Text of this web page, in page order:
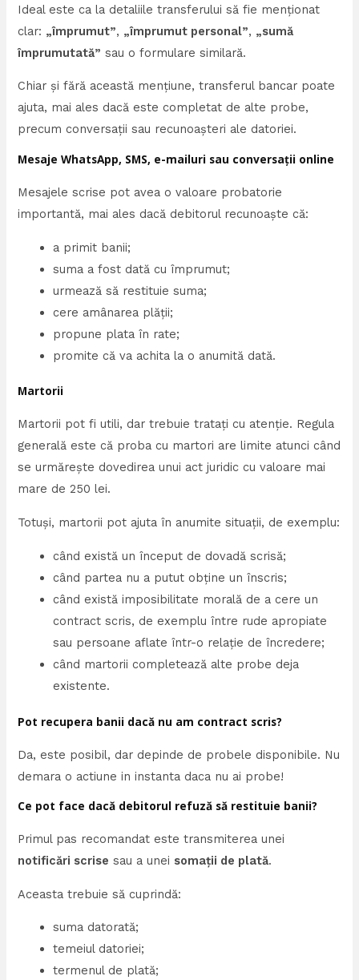
Ideal este ca la detaliile transferului să fie menționat
clar: „împrumut”, „împrumut personal”, „sumă
împrumutată” sau o formulare similară.
Chiar și fără această mențiune, transferul bancar poate
ajuta, mai ales dacă este completat de alte probe,
precum conversații sau recunoașteri ale datoriei.
Mesaje WhatsApp, SMS, e-mailuri sau conversații online
Mesajele scrise pot avea o valoare probatorie
importantă, mai ales dacă debitorul recunoaște că:
a primit banii;
suma a fost dată cu împrumut;
urmează să restituie suma;
cere amânarea plății;
propune plata în rate;
promite că va achita la o anumită dată.
Martorii
Martorii pot fi utili, dar trebuie tratați cu atenție. Regula
generală este că proba cu martori are limite atunci când
se urmărește dovedirea unui act juridic cu valoare mai
mare de 250 lei.
Totuși, martorii pot ajuta în anumite situații, de exemplu:
când există un început de dovadă scrisă;
când partea nu a putut obține un înscris;
când există imposibilitate morală de a cere un
contract scris, de exemplu între rude apropiate
sau persoane aflate într-o relație de încredere;
când martorii completează alte probe deja
existente.
Pot recupera banii dacă nu am contract scris?
Da, este posibil, dar depinde de probele disponibile. Nu
demara o actiune in instanta daca nu ai probe!
Ce pot face dacă debitorul refuză să restituie banii?
Primul pas recomandat este transmiterea unei
notificări scrise sau a unei somații de plată.
Aceasta trebuie să cuprindă:
suma datorată;
temeiul datoriei;
termenul de plată;